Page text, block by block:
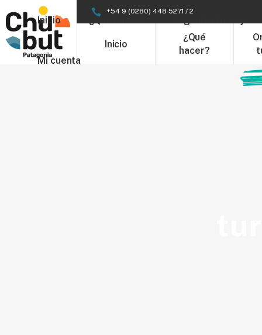
+54 9 (0280) 448 5271 / 2
Inicio
¿Qué
hacer?
Inicio ¿Qué hacer?
Mi cuenta